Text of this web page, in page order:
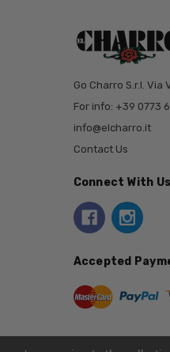
Go Charro S.r.l. Via
For info: +39 0773
info@elcharro.it
Contact Us
Connect With Us
Accepted